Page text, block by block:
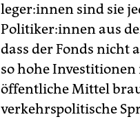
le­ge­r:in­nen sind sie
Po­li­ti­ke­r:in­nen aus
dass der Fonds nicht
so hohe
öffentliche Mittel
verkehrspolitische